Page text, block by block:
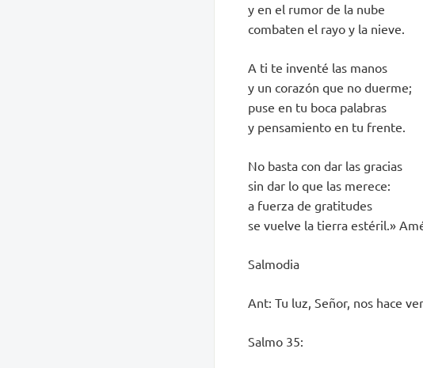
y en el rumor de la nube
combaten el rayo y la nieve.
A ti te inventé las manos
y un corazón que no duerme;
puse en tu boca palabras
y pensamiento en tu frente.
No basta con dar las gracias
sin dar lo que las merece:
a fuerza de gratitudes
se vuelve la tierra estéril.»
Salmodia
Ant: Tu luz, Señor, nos hace
Salmo 35: